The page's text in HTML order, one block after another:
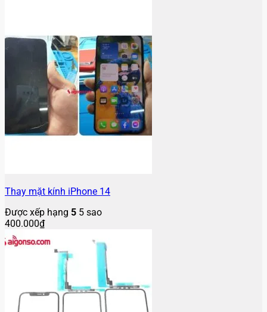
Thay mặt kính iPhone 14
Được xếp hạng 5 5 sao
400.000₫